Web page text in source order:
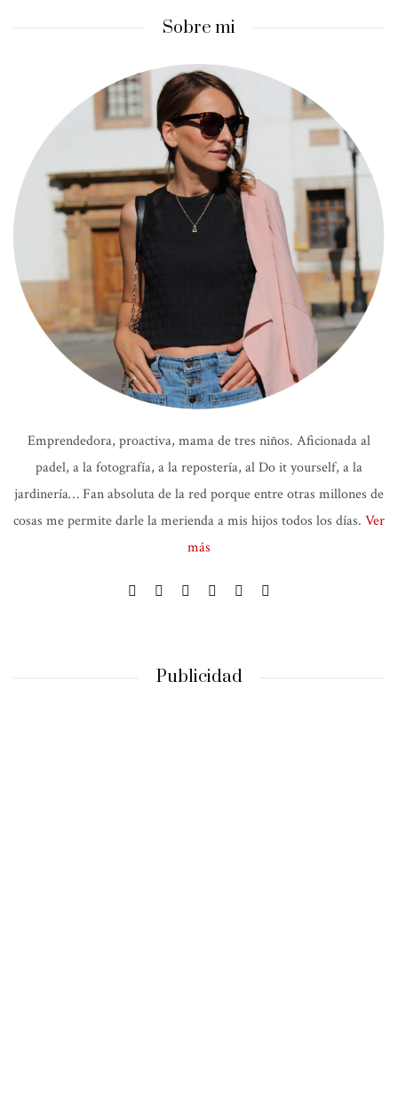
Sobre mi
Emprendedora, proactiva, mama de tres niños. Aficionada al
padel, a la fotografía, a la repostería, al Do it yourself, a la
jardinería… Fan absoluta de la red porque entre otras millones de
cosas me permite darle la merienda a mis hijos todos los días. Ver
más
Publicidad